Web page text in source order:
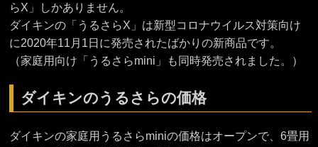
らX」しかありません。
ダイキンの「うるさらX」は新型コロナウイルス対策向け
に2020年11月1日に発売されたばかりの新商品です。
（家庭用向け「うるさらmini」も同時発売されました。）
ダイキンのうるさらの価格
ダイキンの家庭用うるさらminiの価格はオープンで、6畳用